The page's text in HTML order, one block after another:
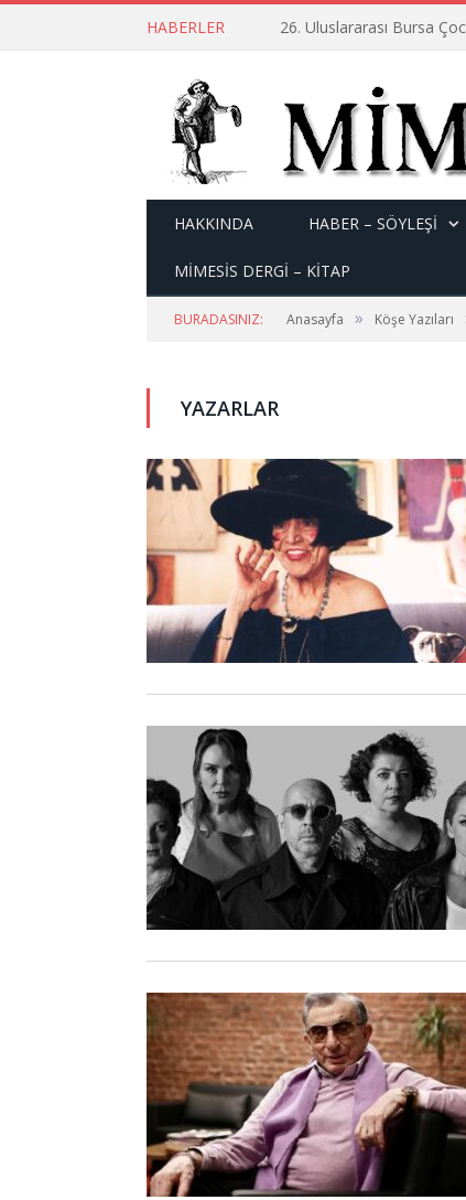
HABERLER 26. Uluslararası Bursa
HAKKINDA HABER – SÖYLEŞI
MİMESİS DERGİ – KİTAP
BURADASINIZ: Anasayfa » Köşe Yazıları
YAZARLAR